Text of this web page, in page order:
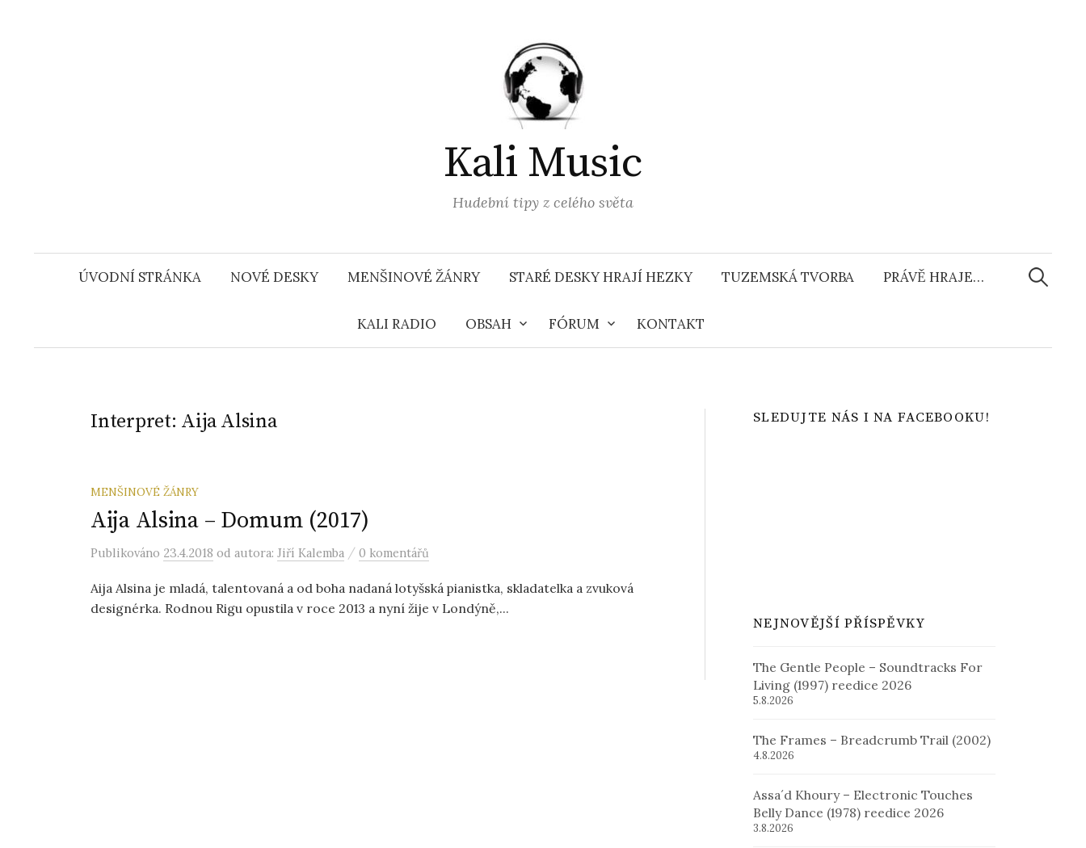
Kali Music
Hudební tipy z celého světa
ÚVODNÍ STRÁNKA NOVÉ DESKY MENŠINOVÉ ŽÁNRY STARÉ DESKY HRAJÍ HEZKY TUZEMSKÁ TVORBA PRÁVĚ HRAJE…
KALI RADIO OBSAH FÓRUM KONTAKT
Interpret: Aija Alsina
MENŠINOVÉ ŽÁNRY
Aija Alsina – Domum (2017)
Publikováno 23.4.2018 od autora: Jiří Kalemba / 0 komentářů
Aija Alsina je mladá, talentovaná a od boha nadaná lotyšská pianistka, skladatelka a zvuková
designérka. Rodnou Rigu opustila v roce 2013 a nyní žije v Londýně,...
SLEDUJTE NÁS I NA FACEBOOKU!
NEJNOVĚJŠÍ PŘÍSPĚVKY
The Gentle People – Soundtracks For
Living (1997) reedice 2026
5.8.2026
The Frames – Breadcrumb Trail (2002)
4.8.2026
Assa´d Khoury – Electronic Touches
Belly Dance (1978) reedice 2026
3.8.2026